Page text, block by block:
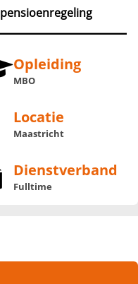
Opleiding
MBO
Locatie
Maastricht
Dienstverband
Fulltime